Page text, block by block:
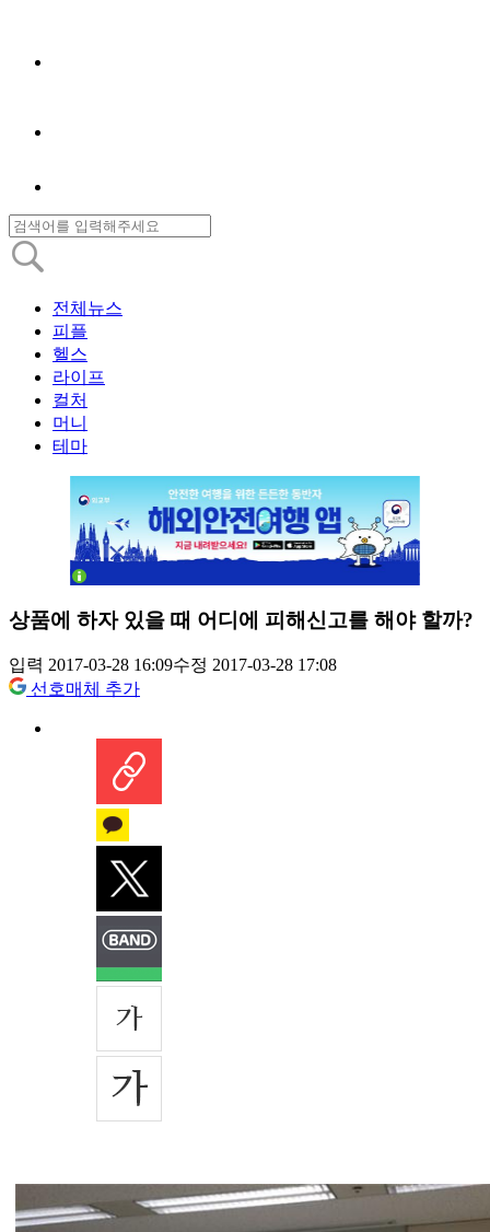
전체뉴스
피플
헬스
라이프
컬처
머니
테마
상품에 하자 있을 때 어디에 피해신고를 해야 할까?
입력 2017-03-28 16:09수정 2017-03-28 17:08
선호매체 추가